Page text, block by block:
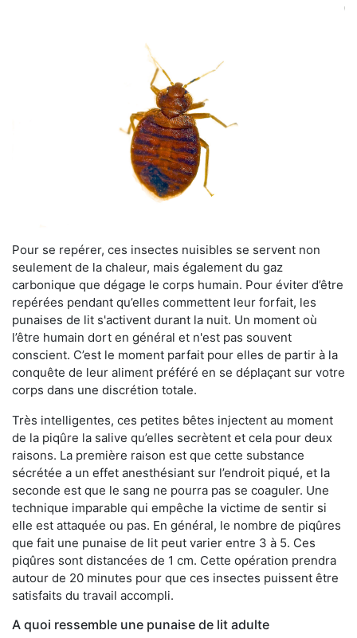
Pour se repérer, ces insectes nuisibles se servent non
seulement de la chaleur, mais également du gaz
carbonique que dégage le corps humain. Pour éviter d’être
repérées pendant qu’elles commettent leur forfait, les
punaises de lit s'activent durant la nuit. Un moment où
l’être humain dort en général et n'est pas souvent
conscient. C’est le moment parfait pour elles de partir à la
conquête de leur aliment préféré en se déplaçant sur votre
corps dans une discrétion totale.
Très intelligentes, ces petites bêtes injectent au moment
de la piqûre la salive qu’elles secrètent et cela pour deux
raisons. La première raison est que cette substance
sécrétée a un effet anesthésiant sur l’endroit piqué, et la
seconde est que le sang ne pourra pas se coaguler. Une
technique imparable qui empêche la victime de sentir si
elle est attaquée ou pas. En général, le nombre de piqûres
que fait une punaise de lit peut varier entre 3 à 5. Ces
piqûres sont distancées de 1 cm. Cette opération prendra
autour de 20 minutes pour que ces insectes puissent être
satisfaits du travail accompli.
A quoi ressemble une punaise de lit adulte